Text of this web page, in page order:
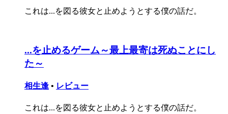
これは...を図る彼女と止めようとする僕の話だ。
...を止めるゲーム～最上最寄は死ぬことにし
た～
相生逢 • レビュー
これは...を図る彼女と止めようとする僕の話だ。